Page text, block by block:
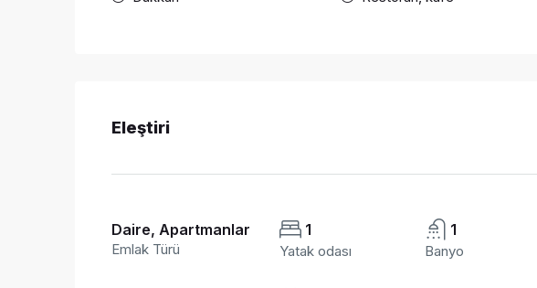
Eleştiri
Daire, Apartmanlar
Emlak Türü
1
Yatak odası
1
Banyo